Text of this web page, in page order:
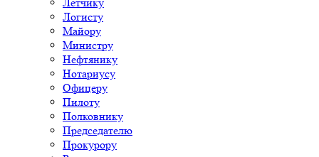
Логисту
Майору
Министру
Нефтянику
Нотариусу
Офицеру
Пилоту
Полковнику
Председателю
Прокурору